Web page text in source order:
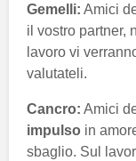
Gemelli: Amici
il vostro partner,
lavoro vi
valutateli.
Cancro: Amici
impulso in
sbaglio. Sul